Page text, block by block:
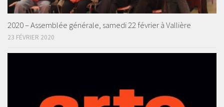
2020 – Assemblée générale, samedi 22 février à Vallière
23 FÉVRIER 2020